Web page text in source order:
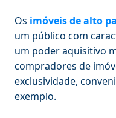
Os imóveis de alto
um público com
um poder aquisitivo
compradores de
exclusividade,
exemplo.